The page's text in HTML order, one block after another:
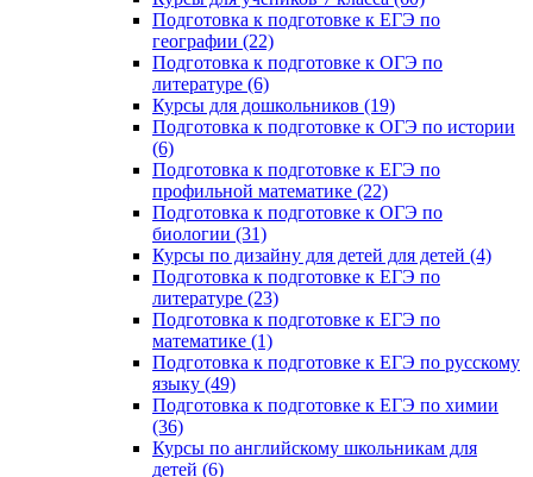
Подготовка к подготовке к ЕГЭ по
географии (22)
Подготовка к подготовке к ОГЭ по
литературе (6)
Курсы для дошкольников (19)
Подготовка к подготовке к ОГЭ по истории
(6)
Подготовка к подготовке к ЕГЭ по
профильной математике (22)
Подготовка к подготовке к ОГЭ по
биологии (31)
Курсы по дизайну для детей для детей (4)
Подготовка к подготовке к ЕГЭ по
литературе (23)
Подготовка к подготовке к ЕГЭ по
математике (1)
Подготовка к подготовке к ЕГЭ по русскому
языку (49)
Подготовка к подготовке к ЕГЭ по химии
(36)
Курсы по английскому школьникам для
детей (6)